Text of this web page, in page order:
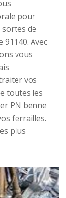
pour
de
Avec
vous
vos
toutes les
PN benne
ferrailles.
plus